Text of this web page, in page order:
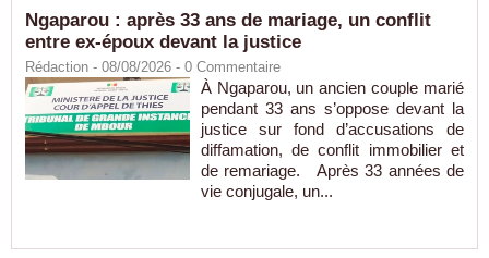
Ngaparou : après 33 ans de mariage, un conflit
entre ex-époux devant la justice
Rédaction - 08/08/2026 - 0 Commentaire
À Ngaparou, un ancien couple marié
pendant 33 ans s’oppose devant la
justice sur fond d’accusations de
diffamation, de conflit immobilier et
de remariage. Après 33 années de
vie conjugale, un...